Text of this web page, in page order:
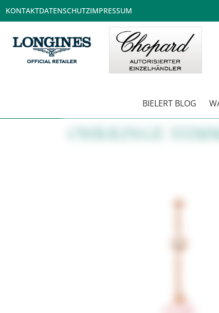
KONTAKTDATENSCHUTZIMPRESSUM
BIELERT BLOG
OHRRINGE